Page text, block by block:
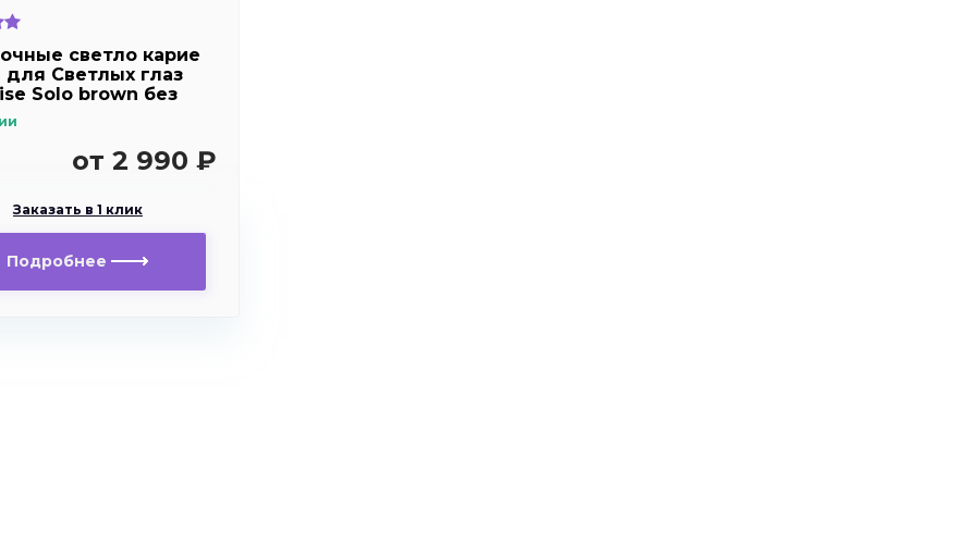
светло карие
для Светлых глаз
Solo brown без
диоптрии для
и
от 2 990 ₽
Заказать в 1 клик
Подробнее